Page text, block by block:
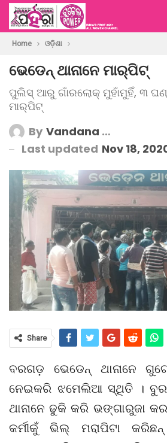
Home ଓଡ଼ିଶା
ଭେଡେନ୍ ଥାନାନେ ମାର୍‌ପିଟ୍‌
ପୁଲିସ୍ ଆରୁ ଗାଁରଲୋକ୍ ମୁହାଁମୁହିଁ, ୩
ମାର୍‌ପିଟ୍‌
By Vandana Mishra
Last updated Nov 18,
Share
ବରଗଡ଼ ଭେଡେନ୍ ଥାନାନେ
ନେଇକରି ଝମେଲିଆ ସ୍ଥିତି ।
ଥାନାନେ ଢୁକି କରି ଭଙ୍ଗାରୁଜା
କର୍ମୀକୁଁ ଭିଲ୍ ମରାପିଟା